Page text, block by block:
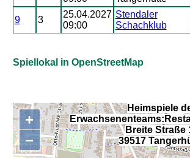
9 3
25.04.2027
09:00
Stendaler
Schachklub
Spiellokal in OpenStreetMap
+
−
Heimspiele
Breite Straße
39517
,